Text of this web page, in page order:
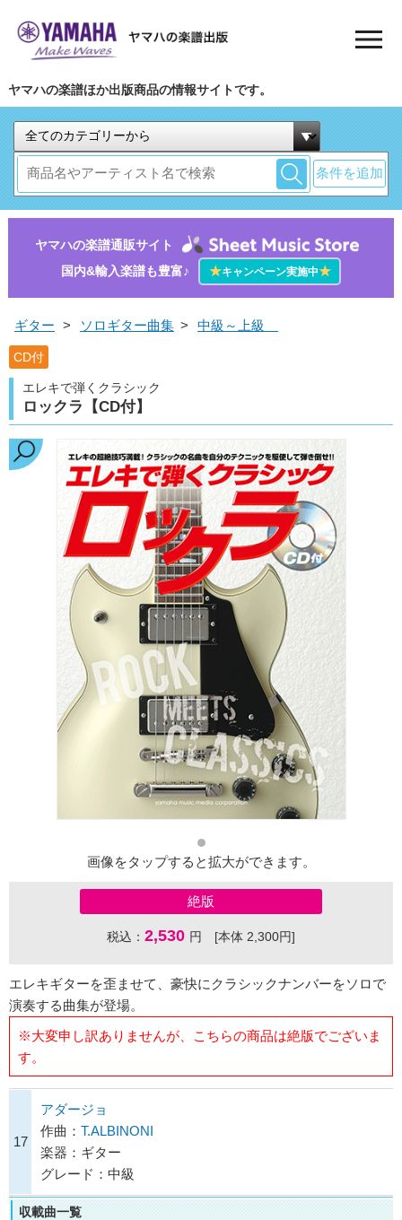
ヤマハの楽譜ほか出版商品の情報サイトです。
条件を追加
ヤマハの楽譜通販サイト
国内&輸入楽譜も豊富♪
★キャンペーン実施中★
ギター > ソロギター曲集 > 中級～上級
CD付
エレキで弾くクラシック
ロックラ【CD付】
画像をタップすると拡大ができます。
絶版
税込： 2,530 円 [本体 2,300円]
エレキギターを歪ませて、豪快にクラシックナンバーをソロで
演奏する曲集が登場。
※大変申し訳ありませんが、こちらの商品は絶版でございま
す。
17
アダージョ
作曲： T.ALBINONI
楽器：ギター
グレード：中級
収載曲一覧